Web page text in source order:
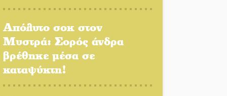
Πλούσιο πολιτιστικό
πρόγραμμα δίνει «χρώμα»
στον Αύγουστο του Λαχίου
Χασισοφυτεία στην
Παλαιοπαναγιά ξεσκέπασε η
Απόλυτο σοκ στον
Μυστρά: Σορός άνδρα
βρέθηκε μέσα σε
καταψύκτη!